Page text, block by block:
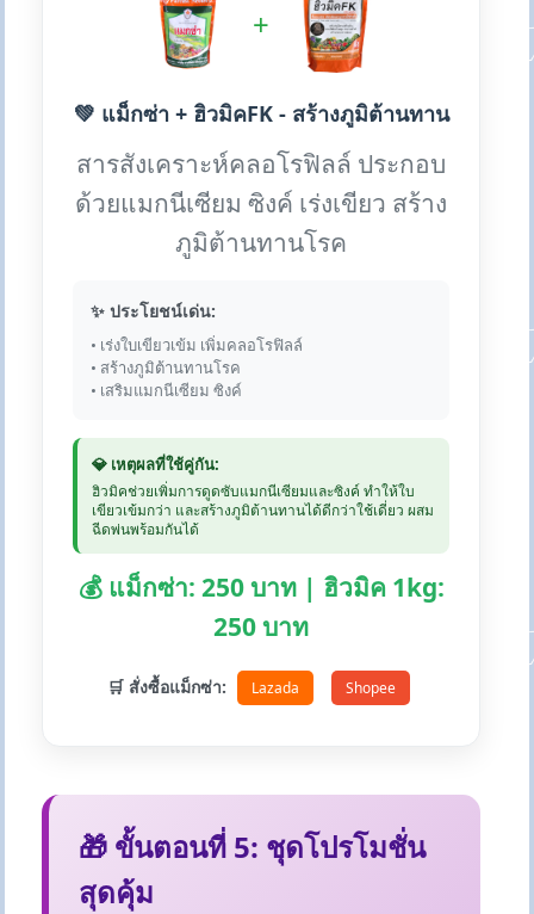
+
💚 แม็กซ่า + ฮิวมิคFK - สร้างภูมิต้านทาน
สารสังเคราะห์คลอโรฟิลล์ ประกอบ
ด้วยแมกนีเซียม ซิงค์ เร่งเขียว สร้าง
ภูมิต้านทานโรค
✨ ประโยชน์เด่น:
• เร่งใบเขียวเข้ม เพิ่มคลอโรฟิลล์
• สร้างภูมิต้านทานโรค
• เสริมแมกนีเซียม ซิงค์
💎 เหตุผลที่ใช้คู่กัน:
ฮิวมิคช่วยเพิ่มการดูดซับแมกนีเซียมและซิงค์ ทำให้ใบ
เขียวเข้มกว่า และสร้างภูมิต้านทานได้ดีกว่าใช้เดี่ยว ผสม
ฉีดพ่นพร้อมกันได้
💰 แม็กซ่า: 250 บาท | ฮิวมิค 1kg:
250 บาท
🛒 สั่งซื้อแม็กซ่า: Lazada Shopee
🎁 ขั้นตอนที่ 5: ชุดโปรโมชั่น
สุดคุ้ม